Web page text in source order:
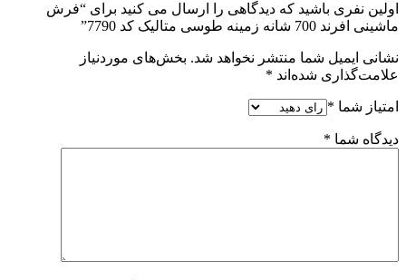
اولین نفری باشید که دیدگاهی را ارسال می کنید برای “فرش
ماشینی افرند 700 شانه زمینه طوسی متالیک کد 7790”
نشانی ایمیل شما منتشر نخواهد شد. بخش‌های موردنیاز
علامت‌گذاری شده‌اند *
امتیاز شما *
دیدگاه شما *